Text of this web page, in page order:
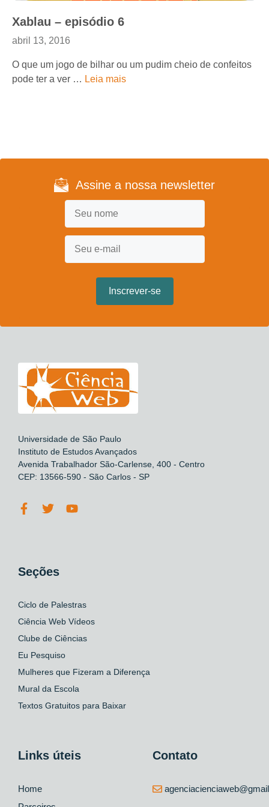
Xablau – episódio 6
abril 13, 2016
O que um jogo de bilhar ou um pudim cheio de confeitos
pode ter a ver … Leia mais
Assine a nossa newsletter
Universidade de São Paulo
Instituto de Estudos Avançados
Avenida Trabalhador São-Carlense, 400 - Centro
CEP: 13566-590 - São Carlos - SP
Seções
Ciclo de Palestras
Ciência Web Vídeos
Clube de Ciências
Eu Pesquiso
Mulheres que Fizeram a Diferença
Mural da Escola
Textos Gratuitos para Baixar
Links úteis
Home
Contato